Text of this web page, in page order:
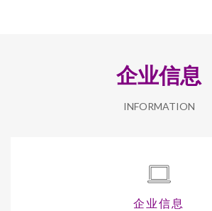
企业信息
INFORMATION
企业信息